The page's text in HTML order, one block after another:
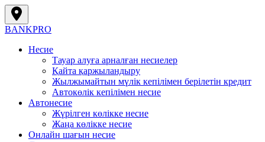
BANKPRO
Несие
Тауар алуға арналған несиелер
Қайта қаржыландыру
Жылжымайтын мүлік кепілімен берілетін кредит
Автокөлік кепілімен несие
Автонесие
Жүрілген көлікке несие
Жаңа көлікке несие
Онлайн шағын несие